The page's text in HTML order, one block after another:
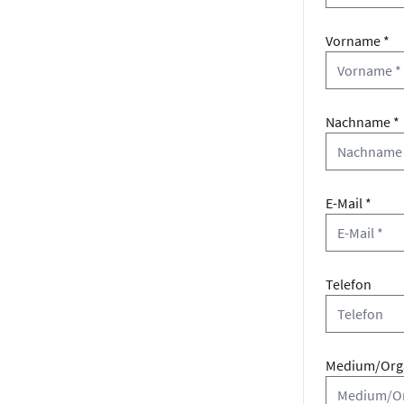
Vorname *
Nachname *
E-Mail *
Telefon
Medium/